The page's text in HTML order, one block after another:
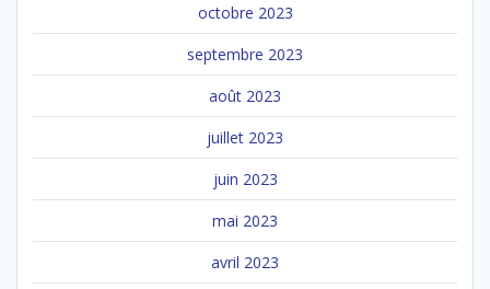
octobre 2023
septembre 2023
août 2023
juillet 2023
juin 2023
mai 2023
avril 2023